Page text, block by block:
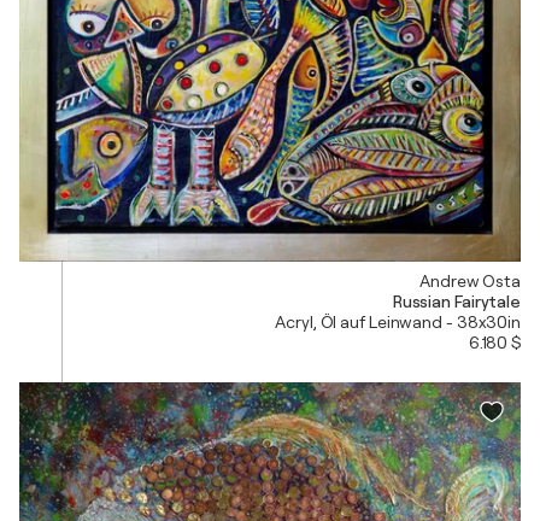
Andrew Osta
Russian Fairytale
Acryl, Öl auf Leinwand - 38x30in
6.180 $